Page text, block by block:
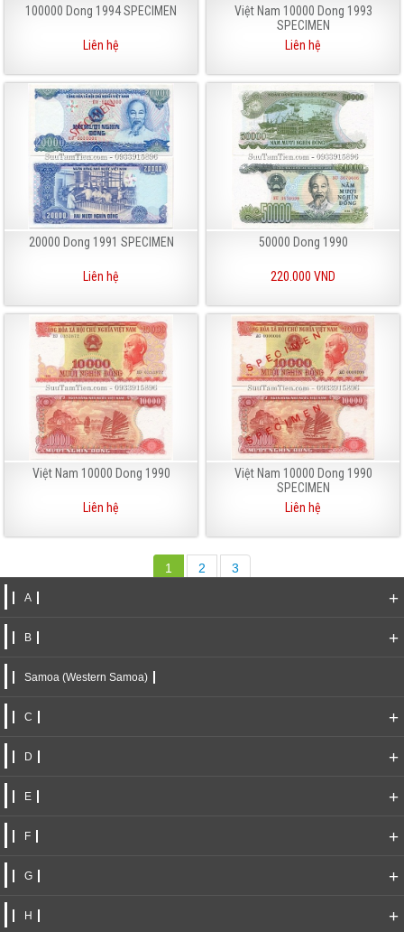
100000 Dong 1994 SPECIMEN
Liên hệ
Việt Nam 10000 Dong 1993
SPECIMEN
Liên hệ
20000 Dong 1991 SPECIMEN
Liên hệ
50000 Dong 1990
220.000 VND
Việt Nam 10000 Dong 1990
Liên hệ
Việt Nam 10000 Dong 1990
SPECIMEN
Liên hệ
1 2 3
A +
B +
Samoa (Western Samoa)
C +
D +
E +
F +
G +
H +